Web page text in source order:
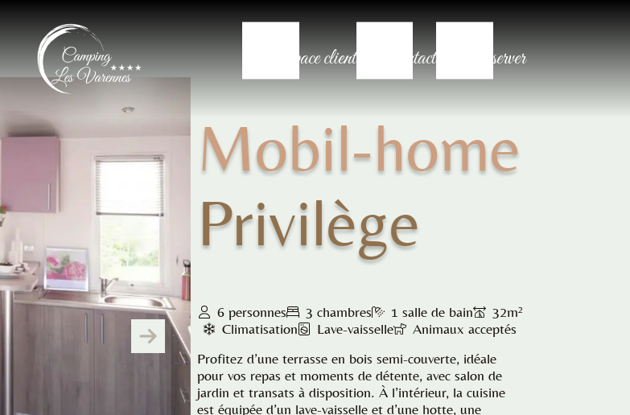
Espace client Contact Réserver
Mobil-home
Privilège
6 personnes 3 chambres 1 salle de bain
32m²
Climatisation
Lave-vaisselle
Animaux acceptés
Profitez d’une terrasse en bois semi-couverte, idéale
pour vos repas et moments de détente, avec salon de
jardin et transats à disposition. À l’intérieur, la cuisine
est équipée d’un lave-vaisselle et d’une hotte, une